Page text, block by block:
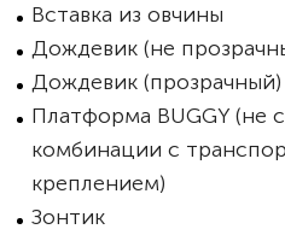
Вставка из овчины
Дождевик (не
Дождевик (прозрачный)
Платформа BUGGY (не
комбинации с
креплением)
Зонтик